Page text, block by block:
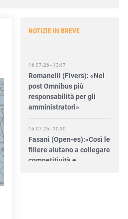
NOTIZIE IN BREVE
Romanelli (Fivers): «Nel
post Omnibus più
responsabilità per gli
amministratori»
16.07.26 - 10:30
Fasani (Open-es):«Così le
filiere aiutano a collegare
competitività e
transizione»